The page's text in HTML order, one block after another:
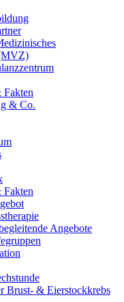
Fakten
& Co.
Fakten
Angebote
Brust- & Eierstockkrebs